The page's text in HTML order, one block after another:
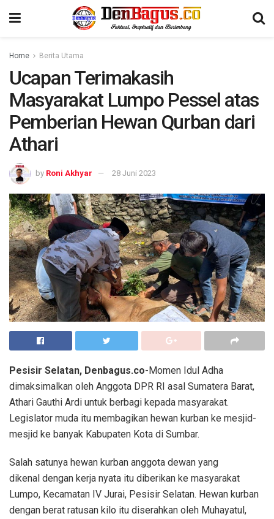
Home Berita Utama
Ucapan Terimakasih
Masyarakat Lumpo Pessel atas
Pemberian Hewan Qurban dari
Athari
by Roni Akhyar 28 Juni 2023
Pesisir Selatan, Denbagus.co-Momen Idul Adha
dimaksimalkan oleh Anggota DPR RI asal Sumatera Barat,
Athari Gauthi Ardi untuk berbagi kepada masyarakat.
Legislator muda itu membagikan hewan kurban ke mesjid-
mesjid ke banyak Kabupaten Kota di Sumbar.
Salah satunya hewan kurban anggota dewan yang
dikenal dengan kerja nyata itu diberikan ke masyarakat
Lumpo, Kecamatan IV Jurai, Pesisir Selatan. Hewan kurban
dengan berat ratusan kilo itu diserahkan oleh Muhayatul,